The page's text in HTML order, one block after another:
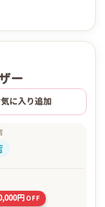
ー
に入り追加
円OFF